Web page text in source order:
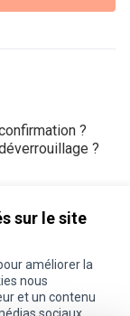
sur le site
améliorer la
nous
et un contenu
?
?